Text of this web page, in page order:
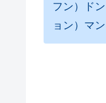
フン）ド
ョン）マ